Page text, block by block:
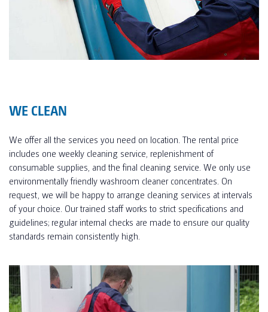
WE CLEAN
We offer all the services you need on location. The rental price
includes one weekly cleaning service, replenishment of
consumable supplies, and the final cleaning service. We only use
environmentally friendly washroom cleaner concentrates. On
request, we will be happy to arrange cleaning services at intervals
of your choice. Our trained staff works to strict specifications and
guidelines; regular internal checks are made to ensure our quality
standards remain consistently high.